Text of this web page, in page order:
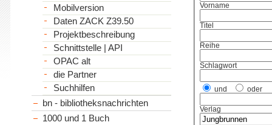
Vorname
Titel
Reihe
Schlagwort
und oder
Verlag
Mobilversion
Daten ZACK Z39.50
Projektbeschreibung
Schnittstelle | API
OPAC alt
die Partner
Suchhilfen
bn - bibliotheksnachrichten
1000 und 1 Buch